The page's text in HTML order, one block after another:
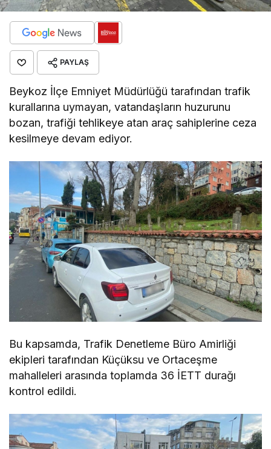
PAYLAŞ
Beykoz İlçe Emniyet Müdürlüğü tarafından trafik
kurallarına uymayan, vatandaşların huzurunu
bozan, trafiği tehlikeye atan araç sahiplerine ceza
kesilmeye devam ediyor.
Bu kapsamda, Trafik Denetleme Büro Amirliği
ekipleri tarafından Küçüksu ve Ortaceşme
mahalleleri arasında toplamda 36 İETT durağı
kontrol edildi.